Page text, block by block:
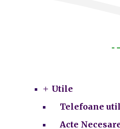
Utile
Telefoane
Acte